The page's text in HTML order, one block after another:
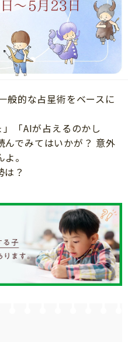
般的な占星術をベースに
」「AIが占えるのかし
んでみてはいかが？ 意外
。
？